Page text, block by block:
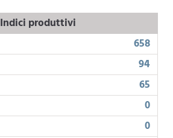
Indici produttivi
658
94
65
0
0